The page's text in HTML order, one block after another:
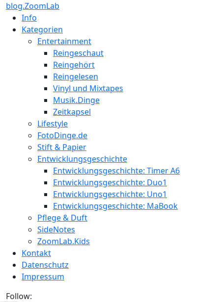
blog.ZoomLab
Info
Kategorien
Entertainment
Reingeschaut
Reingehört
Reingelesen
Vinyl und Mixtapes
Musik.Dinge
Zeitkapsel
Lifestyle
FotoDinge.de
Stift & Papier
Entwicklungsgeschichte
Entwicklungsgeschichte: Timer A6
Entwicklungsgeschichte: Duo1
Entwicklungsgeschichte: Uno1
Entwicklungsgeschichte: MaBook
Pflege & Duft
SideNotes
ZoomLab.Kids
Kontakt
Datenschutz
Impressum
Follow: